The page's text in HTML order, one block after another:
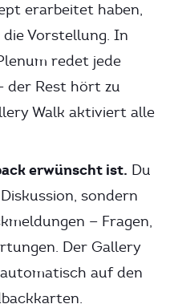
erarbeitet haben,
Vorstellung. In
redet jede
der Rest hört zu
Walk aktiviert alle
erwünscht ist. Du
sondern
— Fragen,
Der Gallery
auf den